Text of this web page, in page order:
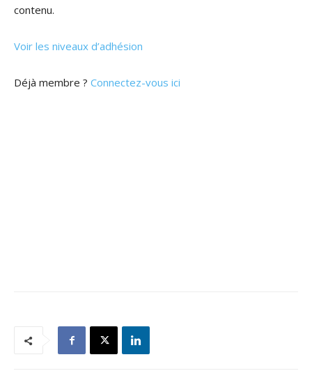
contenu.
Voir les niveaux d’adhésion
Déjà membre ? Connectez-vous ici